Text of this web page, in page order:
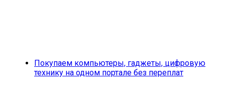
Покупаем компьютеры, гаджеты, цифровую
технику на одном портале без переплат